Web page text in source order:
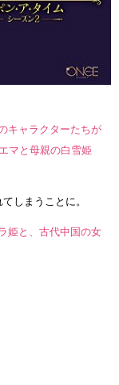
キャラクターたちが
マと母親の白雪姫
しまうことに。
姫と、古代中国の女